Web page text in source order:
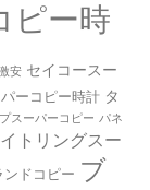
ピー時
安 セイコースー
ーコピー時計 タ
スーパーコピー パネ
トリングスー
ンドコピー ブ